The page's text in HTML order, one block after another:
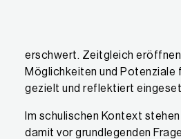
erschwert. Zeitgleich eröffnen
Möglichkeiten und Potenziale
gezielt und reflektiert
Im schulischen Kontext
damit vor grundlegenden